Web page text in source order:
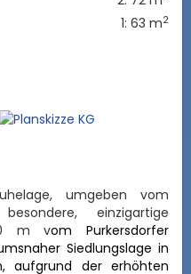
1: 63 m2
umgeben vom
einzigartige
m vom Purkersdorfer
Siedlungslage in
aufgrund der erhöhten